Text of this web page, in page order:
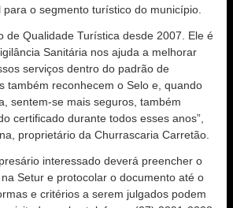
o segmento turístico do município.
de Qualidade Turística desde 2007. Ele é
Sanitária nos ajuda a melhorar
serviços dentro do padrão de
também reconhecem o Selo e, quando
sentem-se mais seguros, também
certificado durante todos esses anos”,
proprietário da Churrascaria Carretão.
interessado deverá preencher o
Setur e protocolar o documento até o
e critérios a serem julgados podem